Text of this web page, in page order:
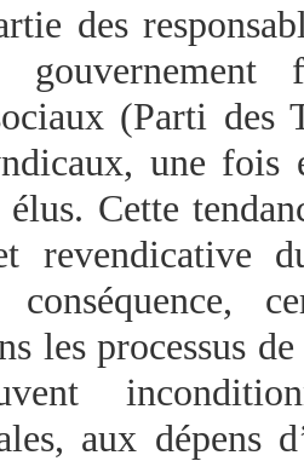
des
(Parti des
une fois
Cette
revendicative
les processus
aux dépens